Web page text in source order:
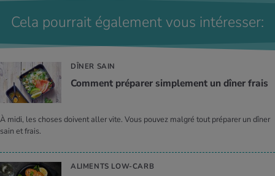
Cela pourrait également vous intéresser:
DÎNER SAIN
Com­ment pré­pa­rer sim­ple­ment un dîner frais
À midi, les choses doivent aller vite. Vous pouvez malgré tout préparer un dîner
sain et frais.
ALIMENTS LOW-CARB